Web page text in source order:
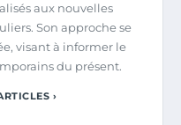
aux nouvelles
Son approche se
visant à informer le
du présent.
›